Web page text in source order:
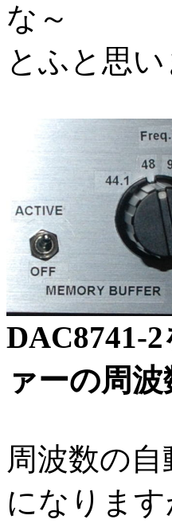
な～
とふと思い
DAC8741-
ァーの周
周波数の
になります